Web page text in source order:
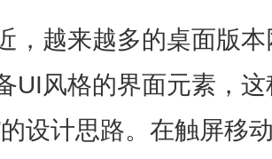
，越来越多的桌面版
UI风格的界面元素，
的设计思路。在触屏移